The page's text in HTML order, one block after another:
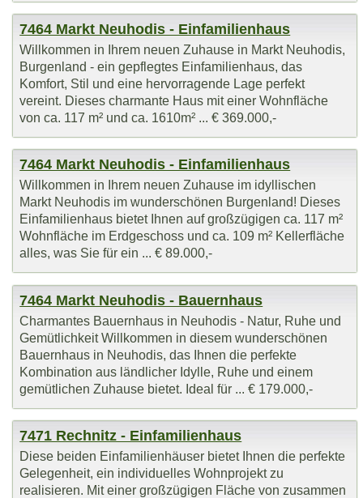
7464 Markt Neuhodis - Einfamilienhaus
Willkommen in Ihrem neuen Zuhause in Markt Neuhodis,
Burgenland - ein gepflegtes Einfamilienhaus, das
Komfort, Stil und eine hervorragende Lage perfekt
vereint. Dieses charmante Haus mit einer Wohnfläche
von ca. 117 m² und ca. 1610m² ... € 369.000,-
7464 Markt Neuhodis - Einfamilienhaus
Willkommen in Ihrem neuen Zuhause im idyllischen
Markt Neuhodis im wunderschönen Burgenland! Dieses
Einfamilienhaus bietet Ihnen auf großzügigen ca. 117 m²
Wohnfläche im Erdgeschoss und ca. 109 m² Kellerfläche
alles, was Sie für ein ... € 89.000,-
7464 Markt Neuhodis - Bauernhaus
Charmantes Bauernhaus in Neuhodis - Natur, Ruhe und
Gemütlichkeit Willkommen in diesem wunderschönen
Bauernhaus in Neuhodis, das Ihnen die perfekte
Kombination aus ländlicher Idylle, Ruhe und einem
gemütlichen Zuhause bietet. Ideal für ... € 179.000,-
7471 Rechnitz - Einfamilienhaus
Diese beiden Einfamilienhäuser bietet Ihnen die perfekte
Gelegenheit, ein individuelles Wohnprojekt zu
realisieren. Mit einer großzügigen Fläche von zusammen